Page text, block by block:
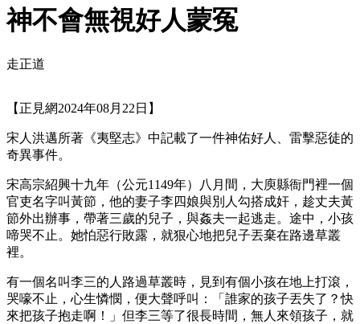
神不會無視好人蒙冤
走正道
【正見網2024年08月22日】
宋人洪邁所著《夷堅志》中記載了一件神佑好人、雷擊惡徒的
奇異事件。
宋高宗紹興十九年（公元1149年）八月間，大庾縣衙門裡一個
官吏名字叫黃節，他的妻子李四娘與別人勾搭成奸，趁丈夫黃
節外出辦事，帶著三歲的兒子，與姦夫一起逃走。途中，小孩
啼哭不止。她怕惡行敗露，就狠心地把兒子丟棄在路邊草叢
裡。
有一個名叫李三的人路過草叢時，見到有個小孩在地上打滾，
哭嚎不止，心生憐憫，便大聲呼叫：「誰家的孩子丟失了？快
來把孩子抱走啊！」但李三等了很長時間，無人來領孩子，就